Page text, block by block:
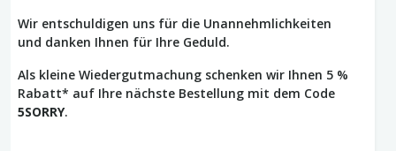
Wir entschuldigen uns für die Unannehmlichkeiten
und danken Ihnen für Ihre Geduld.
Als kleine Wiedergutmachung schenken wir Ihnen 5 %
Rabatt* auf Ihre nächste Bestellung mit dem Code
5SORRY.